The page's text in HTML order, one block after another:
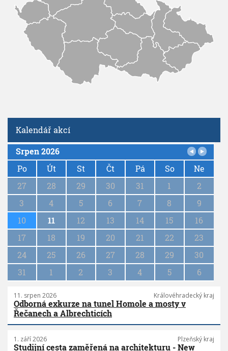
Kalendář akcí
P
g
a
i
o
Srpen 2026
Po
Út St Čt Pá So
Ne
27
28 29 30 31 1
2
3
4 5 6 7 8
9
10
11 12 13 14 15
16
17
18 19 20 21 22
23
24
25 26 27 28 29
30
31
1 2 3 4 5 6
11. srpen 2026 Královéhradecký kraj
Odborná exkurze na tunel Homole a mosty v
Řečanech a Albrechticích
1. září 2026 Plzeňský kraj
Studijní cesta zaměřená na architekturu - New